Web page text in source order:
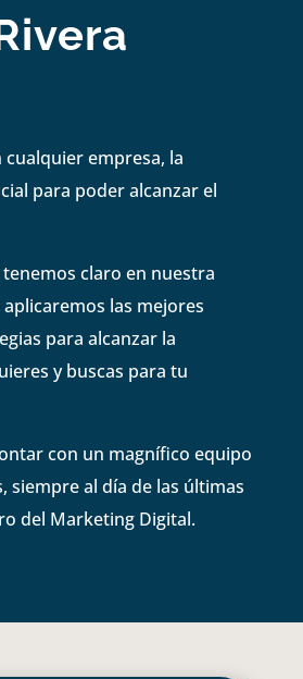
cualquier empresa, la
para poder alcanzar el
tenemos claro en nuestra
las mejores
para alcanzar la
y buscas para tu
con un magnífico equipo
siempre al día de las últimas
del Marketing Digital.